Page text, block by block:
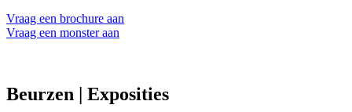
Vraag een brochure aan
Vraag een monster aan
Beurzen | Exposities